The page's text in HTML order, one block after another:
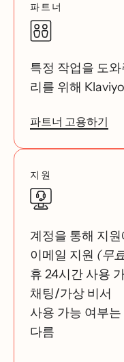
파트너
특정 작업을 도
리를 위해
파트너 고용하기
지원
계정을 통해 지
이메일 지원 (무
휴 24시간 사용
채팅/가상 비서
사용 가능 여부
다름